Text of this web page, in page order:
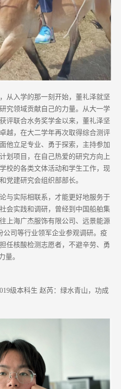
从入学的那一刻开始，董礼泽就坚
究领域贡献自己的力量。从大一学
评联合水务奖学金以来，董礼泽坚
越，在大二学年再次取得综合测评
他立足专业、勇于探索，主持参加
划项目，在自己热爱的研究方向上
校的各类文体活动和学生工作，现
党建研究会组织部部长。
与实际相联系，才能更好地服务于
会实践和调研，曾经到中国船舶集
上海广杰服饰有限公司、远景能源
公司等行业领军企业参观调研。疫
任核酸检测志愿者，不避辛劳、勇
量。
级本科生 赵芮：绿水青山，功成